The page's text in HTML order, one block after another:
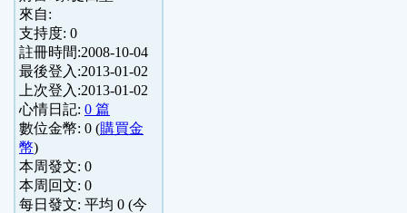
來自:
支持度: 0
註冊時間:2008-10-04
最後登入:2013-01-02
上次登入:2013-01-02
心情日記: 0 篇
數位金幣: 0 (購買金
幣)
本周發文: 0
本周回文: 0
每日發文: 平均 0 (今